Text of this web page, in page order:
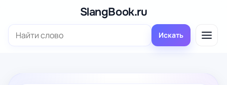
содержимому
SlangBook.ru
Поиск: Искать